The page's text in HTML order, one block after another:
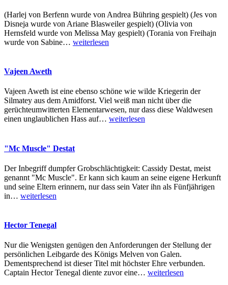
(Harlej von Berfenn wurde von Andrea Bühring gespielt) (Jes von
Disneja wurde von Ariane Blasweiler gespielt) (Olivia von
Hernsfeld wurde von Melissa May gespielt) (Torania von Freihajn
wurde von Sabine… weiterlesen
Vajeen Aweth
Vajeen Aweth ist eine ebenso schöne wie wilde Kriegerin der
Silmatey aus dem Amidforst. Viel weiß man nicht über die
gerüchteumwitterten Elementarwesen, nur dass diese Waldwesen
einen unglaublichen Hass auf… weiterlesen
"Mc Muscle" Destat
Der Inbegriff dumpfer Grobschlächtigkeit: Cassidy Destat, meist
genannt "Mc Muscle". Er kann sich kaum an seine eigene Herkunft
und seine Eltern erinnern, nur dass sein Vater ihn als Fünfjährigen
in… weiterlesen
Hector Tenegal
Nur die Wenigsten genügen den Anforderungen der Stellung der
persönlichen Leibgarde des Königs Melven von Galen.
Dementsprechend ist dieser Titel mit höchster Ehre verbunden.
Captain Hector Tenegal diente zuvor eine… weiterlesen